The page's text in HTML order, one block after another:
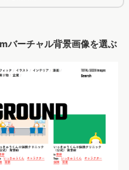
ーチャル背景画像を選ぶ